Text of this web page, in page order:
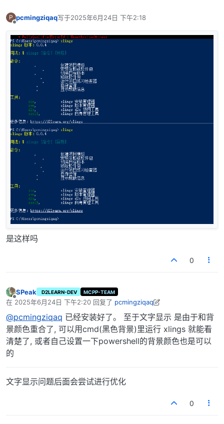
P pcmingziqaq写于2025年6月24日 下午2:18
最后由 编辑
是这样吗
0
离线
SPeak D2LEARN-DEV MCPP-TEAM
在 2025年6月24日 下午2:20 回复了 pcmingziqaq
最后由 SPeak 编辑 2025年6月24日 下午10:22
@pcmingziqaq 已经安装好了。 至于文字显示 是由于和背
景颜色重合了, 可以用cmd(黑色背景)里运行 xlings 就能看
清楚了, 或者自己设置一下powershell的背景颜色也是可以
的
文字显示问题后面会尝试进行优化
0